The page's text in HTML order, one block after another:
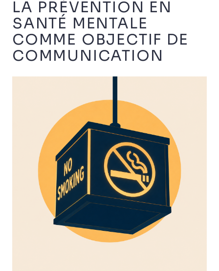
LA PRÉVENTION EN
SANTÉ MENTALE
COMME OBJECTIF DE
COMMUNICATION